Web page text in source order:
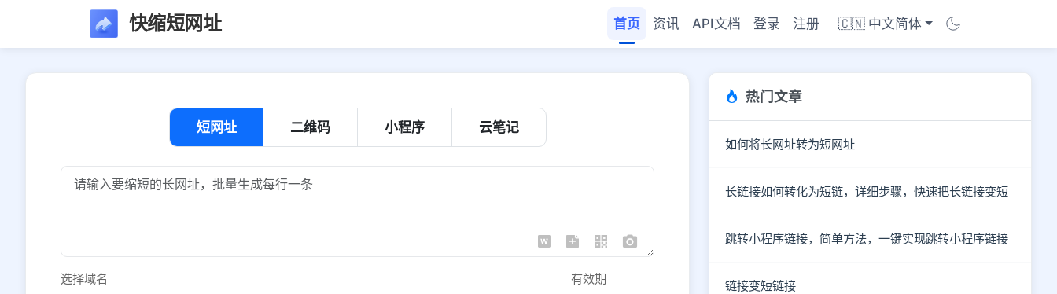
快缩短网址 首页 资讯 API文档 登录 注册 🇨🇳 中文简体
短网址 二维码 小程序 云笔记
选择域名 有效期
热门文章
如何将长网址转为短网址
长链接如何转化为短链，详细步骤，快速把长链接变短
跳转小程序链接，简单方法，一键实现跳转小程序链接
链接变短链接